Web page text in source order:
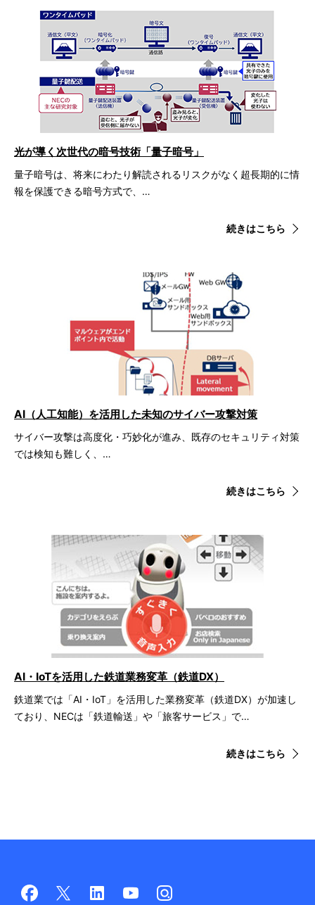
量子暗号は、将来にわたり解読されるリスクがなく超長期的に情
報を保護できる暗号方式で、…
続きはこちら
光が導く次世代の暗号技術「量子暗号」
サイバー攻撃は高度化・巧妙化が進み、既存のセキュリティ対策
では検知も難しく、…
続きはこちら
AI（人工知能）を活用した未知のサイバー攻撃対策
鉄道業では「AI・IoT」を活用した業務変革（鉄道DX）が加速し
ており、NECは「鉄道輸送」や「旅客サービス」で…
続きはこちら
AI・IoTを活用した鉄道業務変革（鉄道DX）